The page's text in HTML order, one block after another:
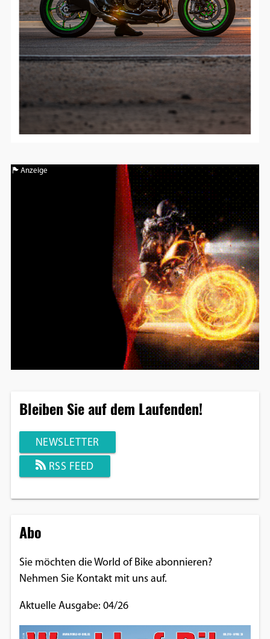
Anzeige
Bleiben Sie auf dem Laufenden!
NEWSLETTER
RSS FEED
Abo
Sie möchten die World of Bike abonnieren?
Nehmen Sie Kontakt mit uns auf.
Aktuelle Ausgabe: 04/26